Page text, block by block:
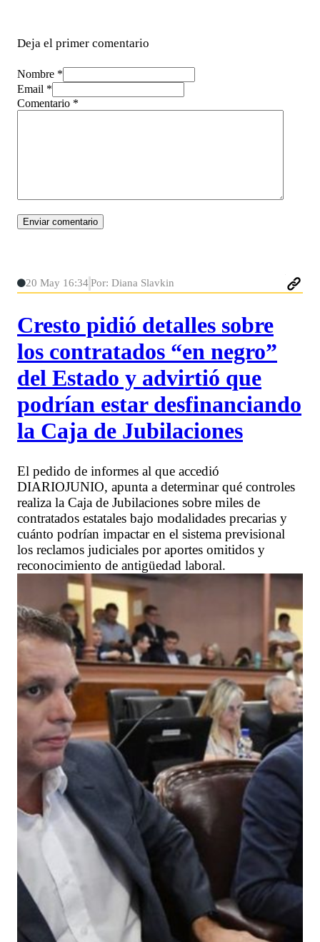
Deja el primer comentario
Nombre *
Email *
Comentario *
20 May 16:34Por: Diana Slavkin
Cresto pidió detalles sobre
los contratados “en negro”
del Estado y advirtió que
podrían estar desfinanciando
la Caja de Jubilaciones
El pedido de informes al que accedió
DIARIOJUNIO, apunta a determinar qué controles
realiza la Caja de Jubilaciones sobre miles de
contratados estatales bajo modalidades precarias y
cuánto podrían impactar en el sistema previsional
los reclamos judiciales por aportes omitidos y
reconocimiento de antigüedad laboral.